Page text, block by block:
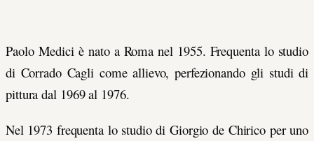
Paolo Medici è nato a Roma nel 1955. Frequenta lo studio
di Corrado Cagli come allievo, perfezionando gli studi di
pittura dal 1969 al 1976.
Nel 1973 frequenta lo studio di Giorgio de Chirico per uno